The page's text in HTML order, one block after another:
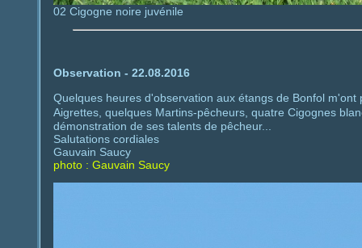
02 Cigogne noire juvénile
Observation - 22.08.2016
Quelques heures d'observation aux étangs de Bonfol
Aigrettes, quelques Martins-pêcheurs, quatre Cigognes
démonstration de ses talents de pêcheur...
Salutations cordiales
Gauvain Saucy
photo : Gauvain Saucy